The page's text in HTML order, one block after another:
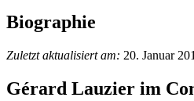
Biographie
Zuletzt aktualisiert am: 20. Januar
Gérard Lauzier im